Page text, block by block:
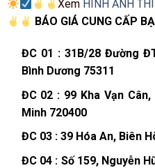
Xem HÌNH ẢNH
BÁO GIÁ CUNG CẤP
ĐC 01 :31B/28 Đường
Bình Dương 75311
ĐC 02 : 99 Kha Vạn
Minh 720400
ĐC 03 :39 Hóa An, Biên
ĐC 04 : Số 159, Nguyễn